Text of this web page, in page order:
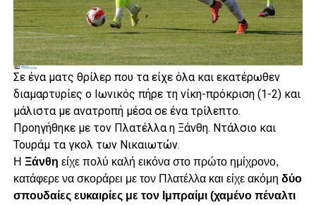
Σε ένα ματς θρίλερ που τα είχε όλα και εκατέρωθεν
διαμαρτυρίες ο Ιωνικός πήρε τη νίκη-πρόκριση (1-2) και
μάλιστα με ανατροπή μέσα σε ένα τρίλεπτο.
Προηγήθηκε με τον Πλατέλλα η Ξάνθη. Ντάλσιο και
Τουράμ τα γκολ των Νικαιωτών.
Η Ξάνθη είχε πολύ καλή εικόνα στο πρώτο ημίχρονο,
κατάφερε να σκοράρει με τον Πλατέλλα και είχε ακόμη δύο
σπουδαίες ευκαιρίες με τον Ιμπραίμι (χαμένο πέναλτι